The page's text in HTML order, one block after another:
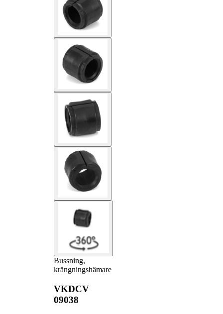
Bussning,
krängningshämare
VKDCV
09038